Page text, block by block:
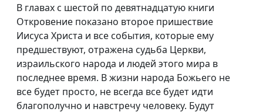
Откровение. Чему
надлежит быть вскоре?
Юлия Синицына,
Василий Ничик,
магистр богословия
Благополучие другого
Юлия Синицына,
Павел Бондарев,
священнослужитель
В главах с шестой по девятнадцатую книги
Откровение показано второе пришествие
Иисуса Христа и все события, которые ему
предшествуют, отражена судьба Церкви,
израильского народа и людей этого мира в
последнее время. В жизни народа Божьего не
все будет просто, не всегда все будет идти
благополучно и навстречу человеку. Будут